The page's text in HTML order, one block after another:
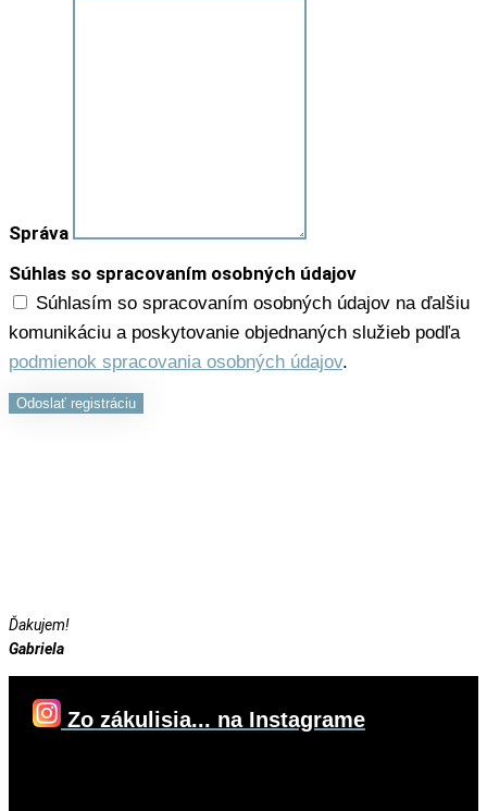
Správa
Súhlas so spracovaním osobných údajov
Súhlasím so spracovaním osobných údajov na ďalšiu
komunikáciu a poskytovanie objednaných služieb podľa
podmienok spracovania osobných údajov.
Odoslať registráciu
Ďakujem!
Gabriela
Zo zákulisia... na Instagrame